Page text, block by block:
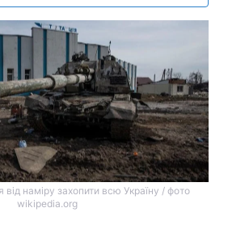
наміру захопити всю Україну / фото
wikipedia.org